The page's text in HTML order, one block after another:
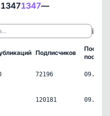
13471347—
ℹ️
Подписчиков
пост
72196
120181